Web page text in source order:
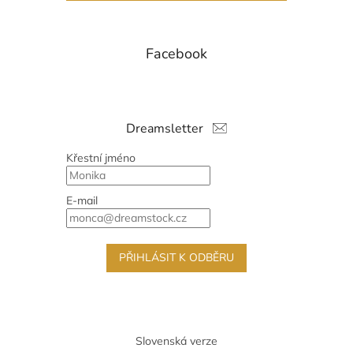
Facebook
Dreamsletter
Křestní jméno
E-mail
PŘIHLÁSIT K ODBĚRU
Slovenská verze